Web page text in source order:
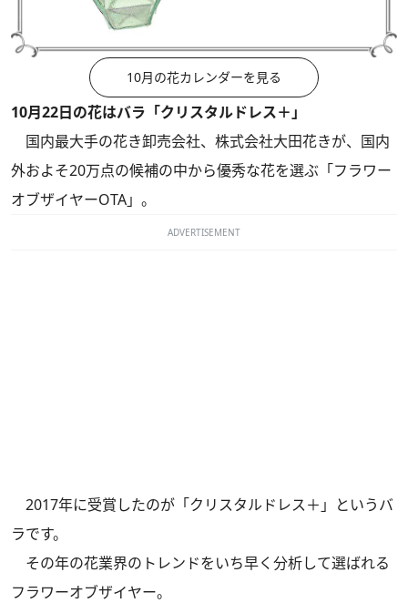
10月の花カレンダーを見る
10月22日の花はバラ「クリスタルドレス＋」
国内最大手の花き卸売会社、株式会社大田花きが、国内
外およそ20万点の候補の中から優秀な花を選ぶ「フラワー
オブザイヤーOTA」。
ADVERTISEMENT
2017年に受賞したのが「クリスタルドレス＋」というバ
ラです。
その年の花業界のトレンドをいち早く分析して選ばれる
フラワーオブザイヤー。